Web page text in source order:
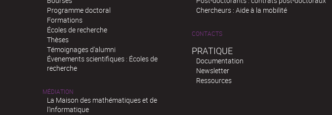
Programme doctoral
Formations
Écoles de recherche
Thèses
Témoignages d'alumni
Évenements scientifiques : Écoles de
recherche
MÉDIATION
La Maison des mathématiques et de
l’informatique
Chercheurs : Aide à la mobilité
CONTACTS
PRATIQUE
Documentation
Newsletter
Ressources